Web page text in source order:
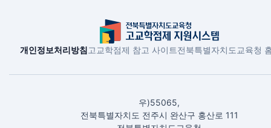
개인정보처리방침고교학점제 참고 사이트전북특별자치도교육청
우)55065,
전북특별자치도 전주시 완산구 홍산로 111